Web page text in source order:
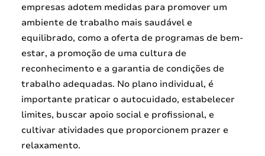
empresas adotem medidas para promover um
ambiente de trabalho mais saudável e
equilibrado, como a oferta de programas de bem-
estar, a promoção de uma cultura de
reconhecimento e a garantia de condições de
trabalho adequadas. No plano individual, é
importante praticar o autocuidado, estabelecer
limites, buscar apoio social e profissional, e
cultivar atividades que proporcionem prazer e
relaxamento.